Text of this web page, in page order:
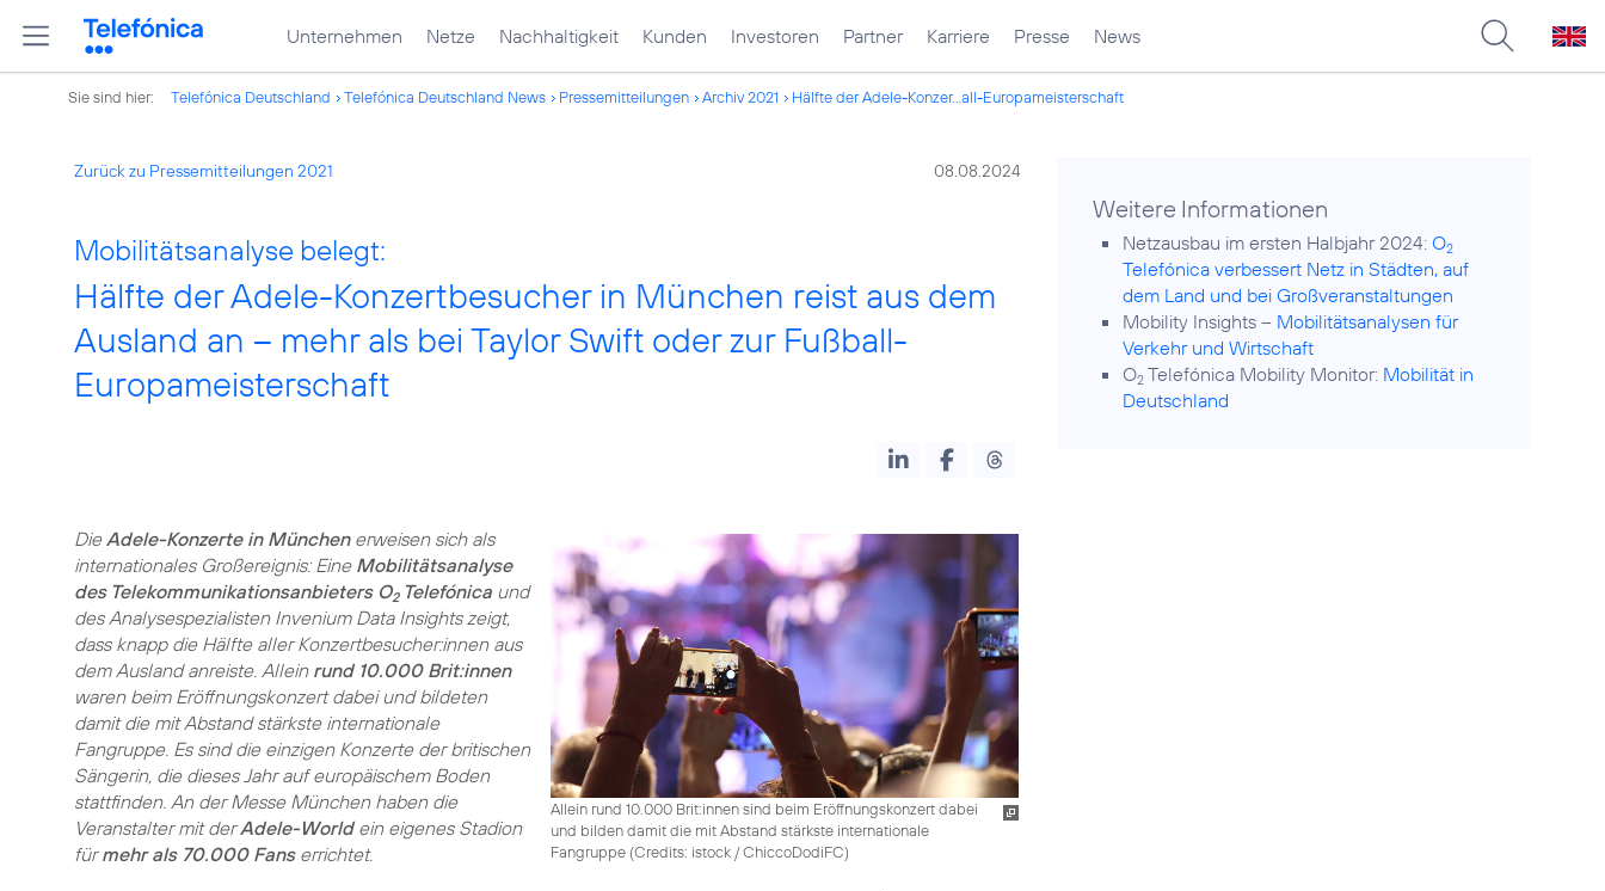
Unternehmen Netze Nachhaltigkeit Kunden Investoren Partner Karriere Presse News
Sie sind hier: Telefónica Deutschland Telefónica Deutschland News Pressemitteilungen Archiv 2021 Hälfte der Adele-Konzer...all-Europameisterschaft
Zurück zu Pressemitteilungen 2021 08.08.2024
Mobilitätsanalyse belegt:
Hälfte der Adele-Konzertbesucher in München reist aus dem
Ausland an – mehr als bei Taylor Swift oder zur Fußball-
Europameisterschaft
Allein rund 10.000 Brit:innen sind beim Eröffnungskonzert dabei
und bilden damit die mit Abstand stärkste internationale
Fangruppe (Credits: istock / ChiccoDodiFC)
DieAdele-Konzerte in Münchenerweisen sich als
internationales Großereignis: Eine Mobilitätsanalyse
des Telekommunikationsanbieters O2Telefónica und
des Analysespezialisten Invenium Data Insights zeigt,
dass knapp die Hälfte aller Konzertbesucher:innen aus
dem Ausland anreiste. Allein rund 10.000 Brit:innen
waren beim Eröffnungskonzert dabei und bildeten
damit die mit Abstand stärkste internationale
Fangruppe. Es sind die einzigen Konzerte der britischen
Sängerin, die dieses Jahr auf europäischem Boden
stattfinden. An der Messe München haben die
Veranstalter mit derAdele-Worldein eigenes Stadion
fürmehr als 70.000 Fanserrichtet.
Weitere Informationen
Netzausbau im ersten Halbjahr 2024:O2
Telefónica verbessert Netz in Städten, auf
dem Land und bei Großveranstaltungen
Mobility Insights – Mobilitätsanalysen für
Verkehr und Wirtschaft
O2 Telefónica Mobility Monitor: Mobilität in
Deutschland